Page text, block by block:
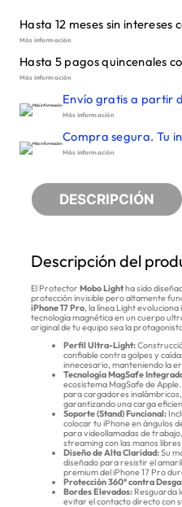
Hasta 12 meses sin
Más información
Hasta 5 pagos quincenales
Más información
Envío gratis a partir
Más información
Compra segura. Tu
Más información
DESCRIPCIÓN
Descripción del
El ProtectorMobo Lightha sido
protección invisible pero altamente
iPhone 17 Pro, la línea Light
tecnología magnética en un cuerpo
original de tu equipo sea la
Perfil Ultra-Light:
confiable contra golpes y
innecesario, manteniendo la
Tecnología MagSafe
ecosistema MagSafe de
para cargadores
garantizando una carga
Soporte (Stand) Funcional:
colocar tu iPhone en ángulos
para videollamadas de
streaming con las manos libres.
Diseño de Alta Claridad:Su
diseñado para resistir el
premium del iPhone 17 Pro
Protección 360° contra
Bordes Elevados: Resguarda
evitar el contacto directo con